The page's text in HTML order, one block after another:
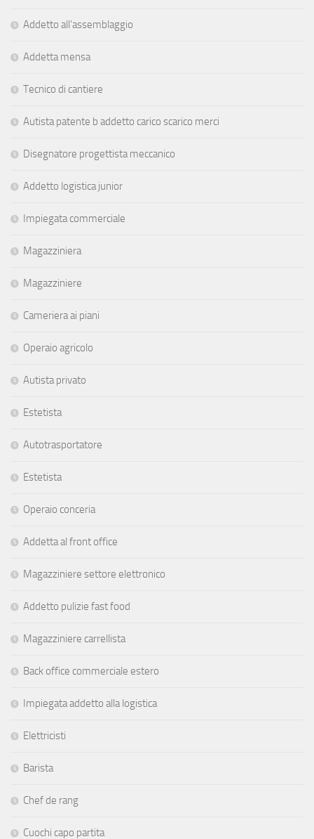
Addetto all’assemblaggio
Addetta mensa
Tecnico di cantiere
Autista patente b addetto carico scarico merci
Disegnatore progettista meccanico
Addetto logistica junior
Impiegata commerciale
Magazziniera
Magazziniere
Cameriera ai piani
Operaio agricolo
Autista privato
Estetista
Autotrasportatore
Estetista
Operaio conceria
Addetta al front office
Magazziniere settore elettronico
Addetto pulizie fast food
Magazziniere carrellista
Back office commerciale estero
Impiegata addetto alla logistica
Elettricisti
Barista
Chef de rang
Cuochi capo partita